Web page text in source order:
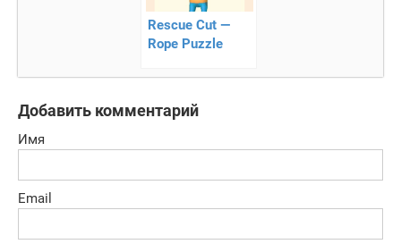
Rescue Cut —
Rope Puzzle
Добавить комментарий
Имя
Email